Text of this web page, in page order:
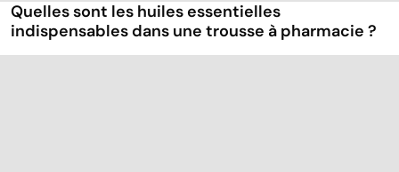
Quelles sont les huiles essentielles
indispensables dans une trousse à pharmacie ?